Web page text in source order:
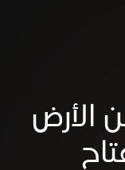
الأرض